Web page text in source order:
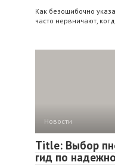
Как безошибочно
часто нервничают,
Новости
Title: Выбор
гид по